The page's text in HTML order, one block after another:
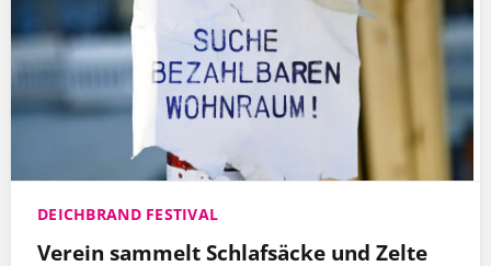
DEICHBRAND FESTIVAL
Verein sammelt Schlafsäcke und Zelte